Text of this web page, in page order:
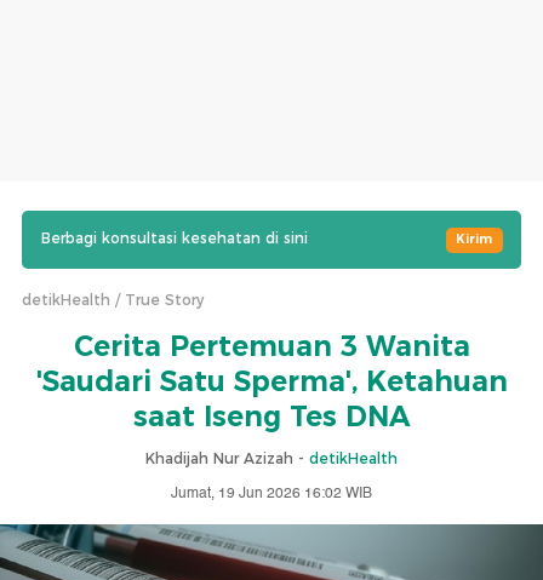
Berbagi konsultasi kesehatan di sini Kirim
detikHealth True Story
Cerita Pertemuan 3 Wanita
'Saudari Satu Sperma', Ketahuan
saat Iseng Tes DNA
Khadijah Nur Azizah - detikHealth
Jumat, 19 Jun 2026 16:02 WIB